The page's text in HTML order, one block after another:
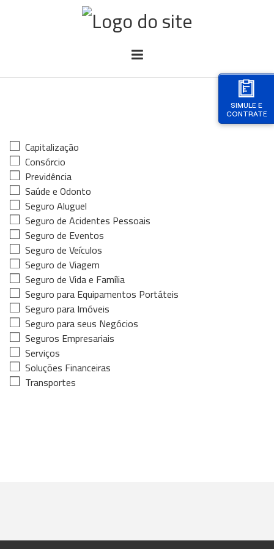
SIMULE E
CONTRATE
Capitalização
Consórcio
Previdência
Saúde e Odonto
Seguro Aluguel
Seguro de Acidentes Pessoais
Seguro de Eventos
Seguro de Veículos
Seguro de Viagem
Seguro de Vida e Família
Seguro para Equipamentos Portáteis
Seguro para Imóveis
Seguro para seus Negócios
Seguros Empresariais
Serviços
Soluções Financeiras
Transportes